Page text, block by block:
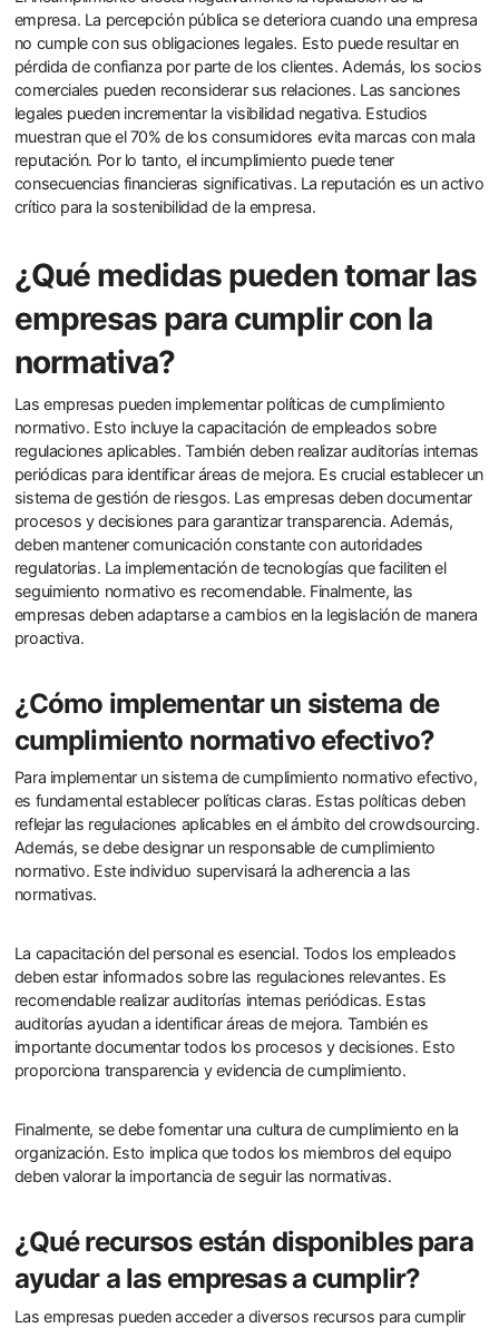
empresa. La percepción pública se deteriora cuando una empresa
no cumple con sus obligaciones legales. Esto puede resultar en
pérdida de confianza por parte de los clientes. Además, los socios
comerciales pueden reconsiderar sus relaciones. Las sanciones
legales pueden incrementar la visibilidad negativa. Estudios
muestran que el 70% de los consumidores evita marcas con mala
reputación. Por lo tanto, el incumplimiento puede tener
consecuencias financieras significativas. La reputación es un activo
crítico para la sostenibilidad de la empresa.
¿Qué medidas pueden tomar las
empresas para cumplir con la
normativa?
Las empresas pueden implementar políticas de cumplimiento
normativo. Esto incluye la capacitación de empleados sobre
regulaciones aplicables. También deben realizar auditorías internas
periódicas para identificar áreas de mejora. Es crucial establecer un
sistema de gestión de riesgos. Las empresas deben documentar
procesos y decisiones para garantizar transparencia. Además,
deben mantener comunicación constante con autoridades
regulatorias. La implementación de tecnologías que faciliten el
seguimiento normativo es recomendable. Finalmente, las
empresas deben adaptarse a cambios en la legislación de manera
proactiva.
¿Cómo implementar un sistema de
cumplimiento normativo efectivo?
Para implementar un sistema de cumplimiento normativo efectivo,
es fundamental establecer políticas claras. Estas políticas deben
reflejar las regulaciones aplicables en el ámbito del crowdsourcing.
Además, se debe designar un responsable de cumplimiento
normativo. Este individuo supervisará la adherencia a las
normativas.
La capacitación del personal es esencial. Todos los empleados
deben estar informados sobre las regulaciones relevantes. Es
recomendable realizar auditorías internas periódicas. Estas
auditorías ayudan a identificar áreas de mejora. También es
importante documentar todos los procesos y decisiones. Esto
proporciona transparencia y evidencia de cumplimiento.
Finalmente, se debe fomentar una cultura de cumplimiento en la
organización. Esto implica que todos los miembros del equipo
deben valorar la importancia de seguir las normativas.
¿Qué recursos están disponibles para
ayudar a las empresas a cumplir?
Las empresas pueden acceder a diversos recursos para cumplir